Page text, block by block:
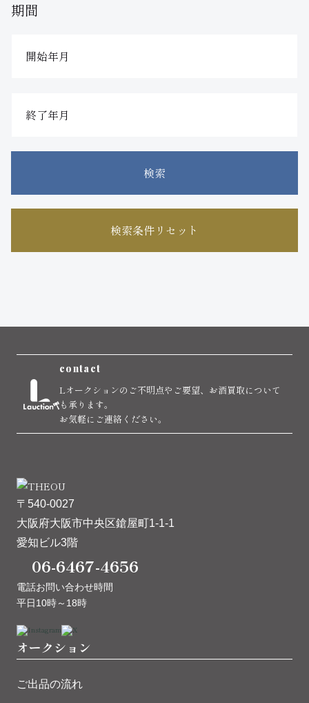
期間
検索
検索条件リセット
contact
Lオークションのご不明点やご要望、お酒買取について
も承ります。
お気軽にご連絡ください。
〒540-0027
大阪府大阪市中央区鎗屋町1-1-1
愛知ビル3階
06-6467-4656
電話お問い合わせ時間
平日10時～18時
オークション
ご出品の流れ